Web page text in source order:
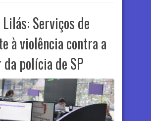
Serviços de
à violência contra a
polícia de SP